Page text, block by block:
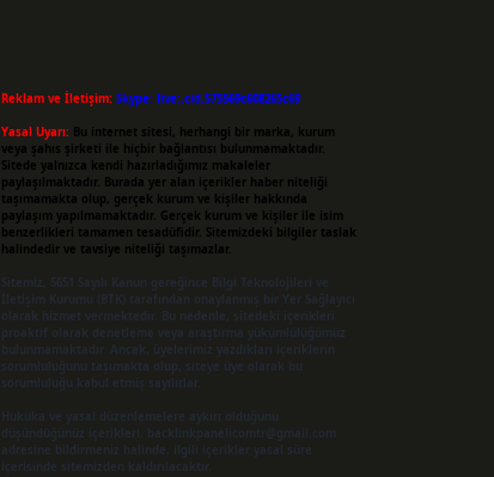
Reklam ve İletişim: Skype: live:.cid.575569c608265c69
Yasal Uyarı: Bu internet sitesi, herhangi bir marka, kurum
veya şahıs şirketi ile hiçbir bağlantısı bulunmamaktadır.
Sitede yalnızca kendi hazırladığımız makaleler
paylaşılmaktadır. Burada yer alan içerikler haber niteliği
taşımamakta olup, gerçek kurum ve kişiler hakkında
paylaşım yapılmamaktadır. Gerçek kurum ve kişiler ile isim
benzerlikleri tamamen tesadüfidir. Sitemizdeki bilgiler taslak
halindedir ve tavsiye niteliği taşımazlar.
Sitemiz, 5651 Sayılı Kanun gereğince Bilgi Teknolojileri ve
İletişim Kurumu (BTK) tarafından onaylanmış bir Yer Sağlayıcı
olarak hizmet vermektedir. Bu nedenle, sitedeki içerikleri
proaktif olarak denetleme veya araştırma yükümlülüğümüz
bulunmamaktadır. Ancak, üyelerimiz yazdıkları içeriklerin
sorumluluğunu taşımakta olup, siteye üye olarak bu
sorumluluğu kabul etmiş sayılırlar.
Hukuka ve yasal düzenlemelere aykırı olduğunu
düşündüğünüz içerikleri,
backlinkpanelicomtr@gmail.com
adresine bildirmeniz halinde, ilgili içerikler yasal süre
içerisinde sitemizden kaldırılacaktır.